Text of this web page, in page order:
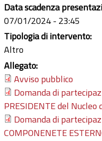
Data scadenza
07/01/2024 - 23:45
Tipologia di intervento:
Altro
Allegato:
Avviso pubblico
Domanda di
PRESIDENTE del Nucleo
Domanda di
COMPONENETE